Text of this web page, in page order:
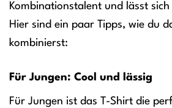
Kombinationstalent und lässt
Hier sind ein paar Tipps, wie du
kombinierst:
Für Jungen: Cool und lässig
Für Jungen ist das T-Shirt die